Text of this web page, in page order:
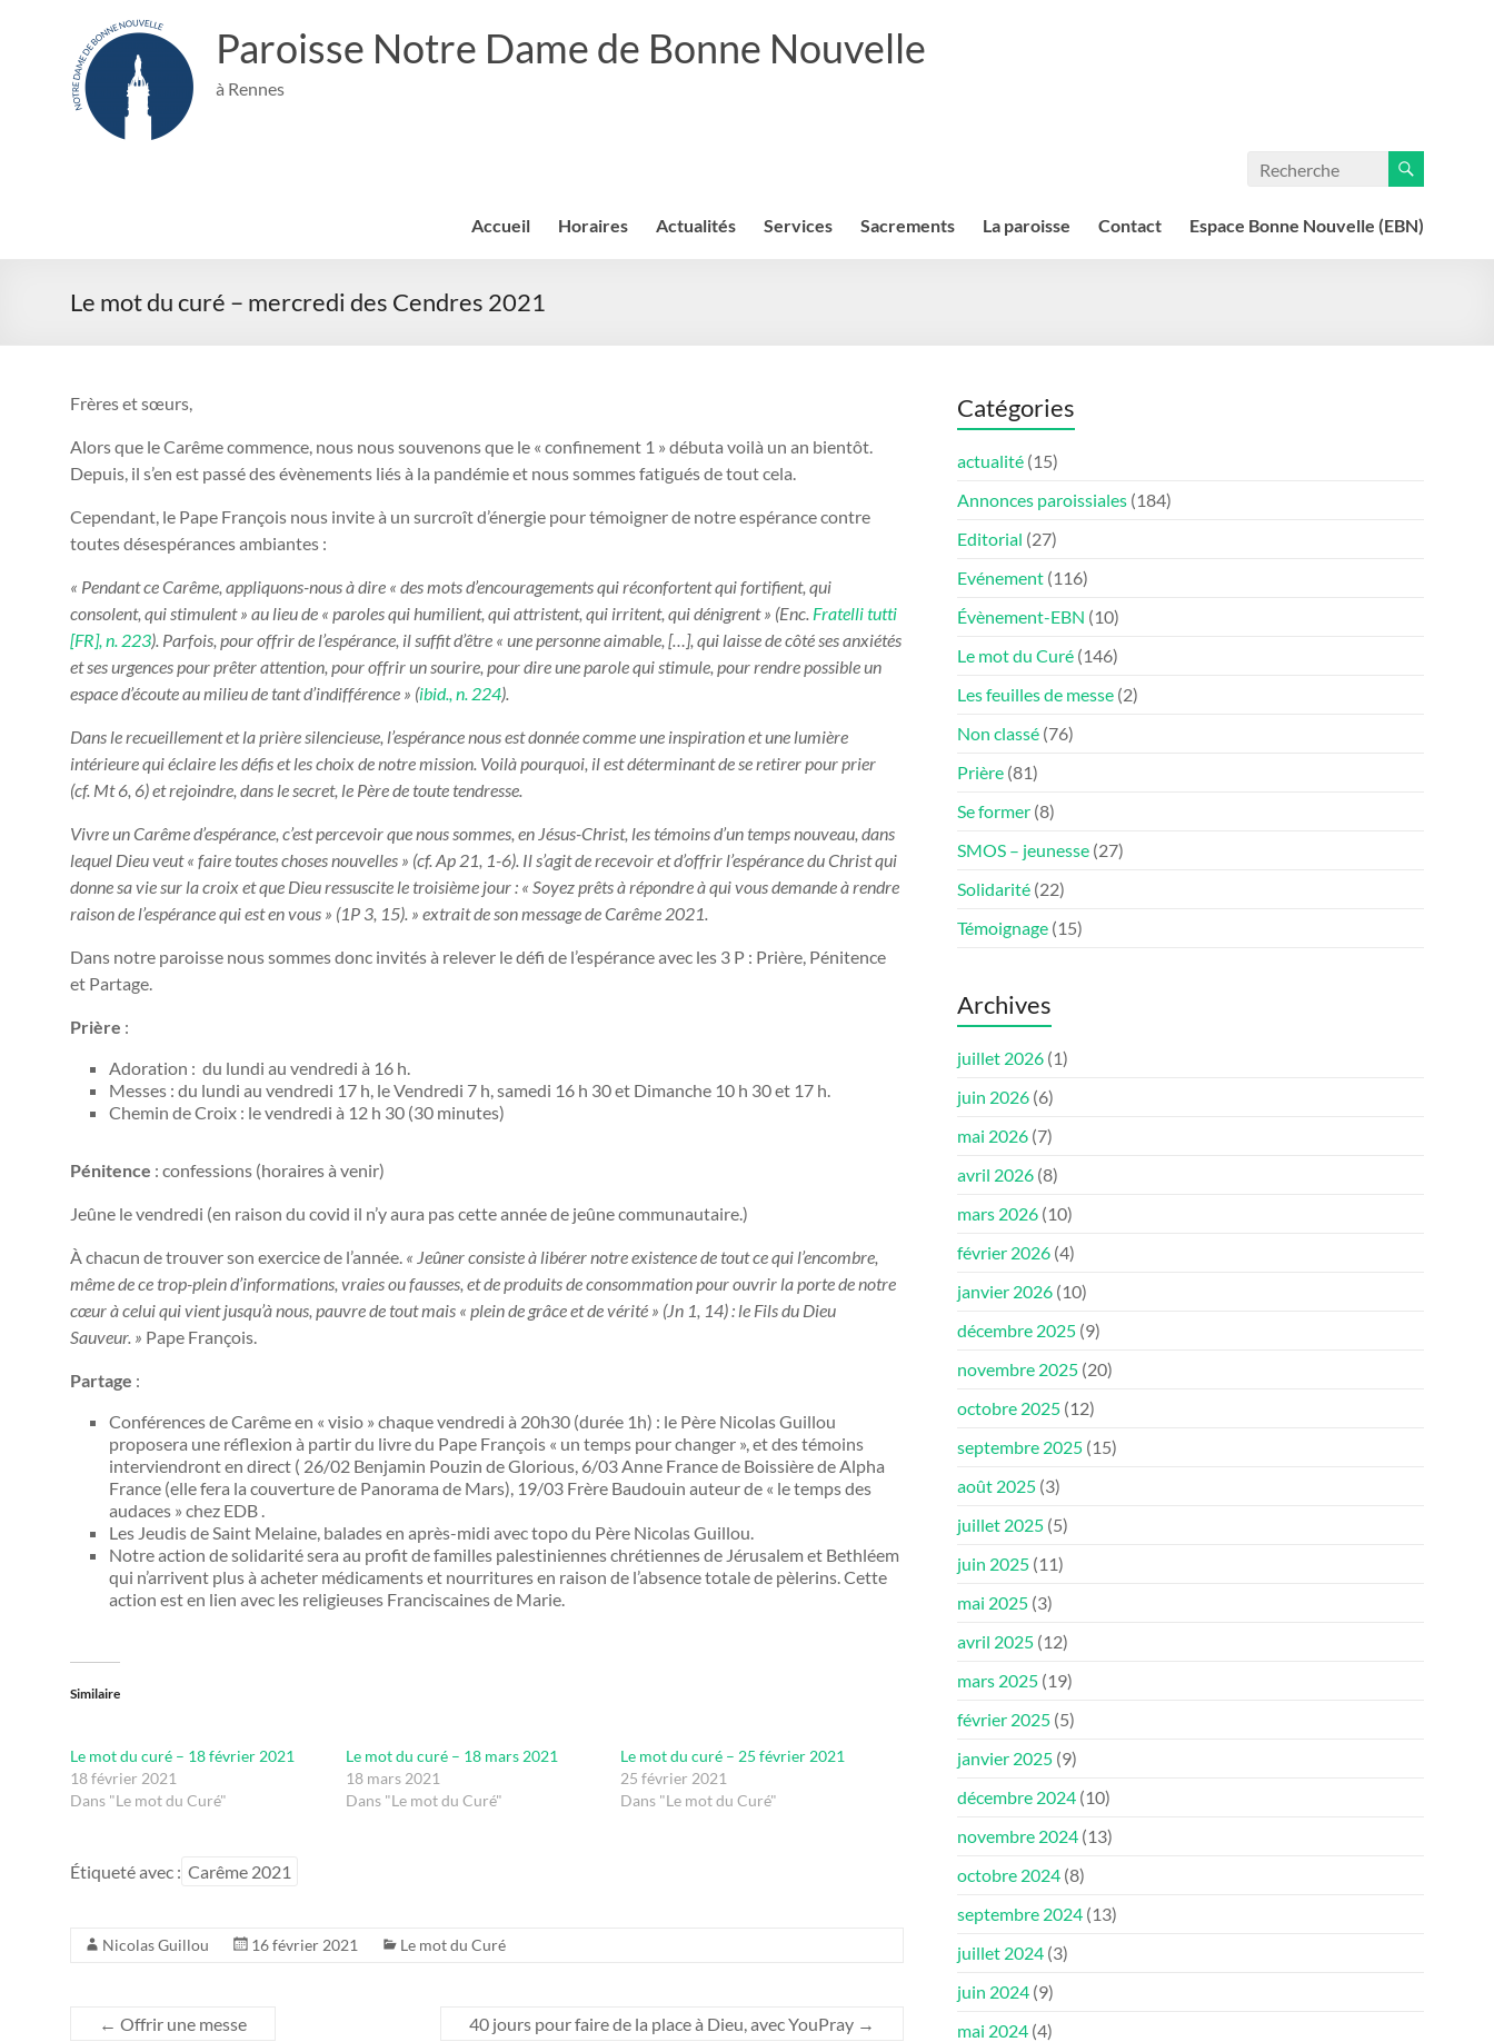
Paroisse Notre Dame de Bonne Nouvelle
à Rennes
Accueil Horaires Actualités Services Sacrements La paroisse Contact Espace Bonne Nouvelle (EBN)
Le mot du curé – mercredi des Cendres 2021
Frères et sœurs,
Alors que le Carême commence, nous nous souvenons que le « confinement 1 » débuta voilà un an bientôt.
Depuis, il s’en est passé des évènements liés à la pandémie et nous sommes fatigués de tout cela.
Cependant, le Pape François nous invite à un surcroît d’énergie pour témoigner de notre espérance contre
toutes désespérances ambiantes :
« Pendant ce Carême, appliquons-nous à dire « des mots d’encouragements qui réconfortent qui fortifient, qui
consolent, qui stimulent » au lieu de « paroles qui humilient, qui attristent, qui irritent, qui dénigrent » (Enc. Fratelli tutti
[FR], n. 223). Parfois, pour offrir de l’espérance, il suffit d’être « une personne aimable, […], qui laisse de côté ses anxiétés
et ses urgences pour prêter attention, pour offrir un sourire, pour dire une parole qui stimule, pour rendre possible un
espace d’écoute au milieu de tant d’indifférence » (ibid., n. 224).
Dans le recueillement et la prière silencieuse, l’espérance nous est donnée comme une inspiration et une lumière
intérieure qui éclaire les défis et les choix de notre mission. Voilà pourquoi, il est déterminant de se retirer pour prier
(cf. Mt 6, 6) et rejoindre, dans le secret, le Père de toute tendresse.
Vivre un Carême d’espérance, c’est percevoir que nous sommes, en Jésus-Christ, les témoins d’un temps nouveau, dans
lequel Dieu veut « faire toutes choses nouvelles » (cf. Ap 21, 1-6). Il s’agit de recevoir et d’offrir l’espérance du Christ qui
donne sa vie sur la croix et que Dieu ressuscite le troisième jour : « Soyez prêts à répondre à qui vous demande à rendre
raison de l’espérance qui est en vous » (1P 3, 15). » extrait de son message de Carême 2021.
Dans notre paroisse nous sommes donc invités à relever le défi de l’espérance avec les 3 P : Prière, Pénitence
et Partage.
Prière :
Adoration : du lundi au vendredi à 16 h.
Messes : du lundi au vendredi 17 h, le Vendredi 7 h, samedi 16 h 30 et Dimanche 10 h 30 et 17 h.
Chemin de Croix : le vendredi à 12 h 30 (30 minutes)
Pénitence : confessions (horaires à venir)
Jeûne le vendredi (en raison du covid il n’y aura pas cette année de jeûne communautaire.)
À chacun de trouver son exercice de l’année. « Jeûner consiste à libérer notre existence de tout ce qui l’encombre,
même de ce trop-plein d’informations, vraies ou fausses, et de produits de consommation pour ouvrir la porte de notre
cœur à celui qui vient jusqu’à nous, pauvre de tout mais « plein de grâce et de vérité » (Jn 1, 14) : le Fils du Dieu
Sauveur. » Pape François.
Partage :
Conférences de Carême en « visio » chaque vendredi à 20h30 (durée 1h) : le Père Nicolas Guillou
proposera une réflexion à partir du livre du Pape François « un temps pour changer », et des témoins
interviendront en direct ( 26/02 Benjamin Pouzin de Glorious, 6/03 Anne France de Boissière de Alpha
France (elle fera la couverture de Panorama de Mars), 19/03 Frère Baudouin auteur de « le temps des
audaces » chez EDB .
Les Jeudis de Saint Melaine, balades en après-midi avec topo du Père Nicolas Guillou.
Notre action de solidarité sera au profit de familles palestiniennes chrétiennes de Jérusalem et Bethléem
qui n’arrivent plus à acheter médicaments et nourritures en raison de l’absence totale de pèlerins. Cette
action est en lien avec les religieuses Franciscaines de Marie.
Similaire
Le mot du curé – 18 février 2021
18 février 2021
Dans "Le mot du Curé"
Le mot du curé – 18 mars 2021
18 mars 2021
Dans "Le mot du Curé"
Le mot du curé – 25 février 2021
25 février 2021
Dans "Le mot du Curé"
Étiqueté avec : Carême 2021
Nicolas Guillou 16 février 2021 Le mot du Curé
← Offrir une messe 40 jours pour faire de la place à Dieu, avec YouPray →
Catégories
actualité (15)
Annonces paroissiales (184)
Editorial (27)
Evénement (116)
Évènement-EBN (10)
Le mot du Curé (146)
Les feuilles de messe (2)
Non classé (76)
Prière (81)
Se former (8)
SMOS – jeunesse (27)
Solidarité (22)
Témoignage (15)
Archives
juillet 2026 (1)
juin 2026 (6)
mai 2026 (7)
avril 2026 (8)
mars 2026 (10)
février 2026 (4)
janvier 2026 (10)
décembre 2025 (9)
novembre 2025 (20)
octobre 2025 (12)
septembre 2025 (15)
août 2025 (3)
juillet 2025 (5)
juin 2025 (11)
mai 2025 (3)
avril 2025 (12)
mars 2025 (19)
février 2025 (5)
janvier 2025 (9)
décembre 2024 (10)
novembre 2024 (13)
octobre 2024 (8)
septembre 2024 (13)
juillet 2024 (3)
juin 2024 (9)
mai 2024 (4)